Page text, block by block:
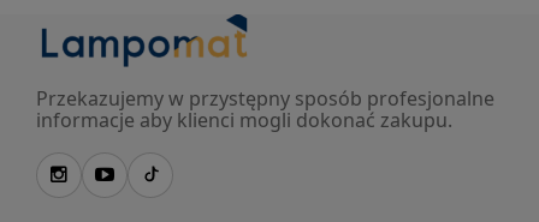
Przekazujemy w przystępny sposób profesjonalne
informacje aby klienci mogli dokonać zakupu.